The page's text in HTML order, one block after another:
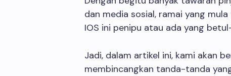
dan media sosial, ramai yang
IOS ini penipu atau ada yang
Jadi, dalam artikel ini, kami akan
membincangkan tanda-tanda